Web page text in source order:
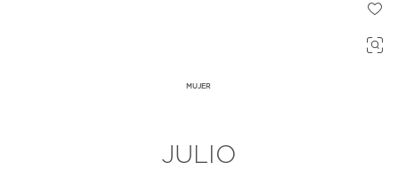
MUJER
JULIO